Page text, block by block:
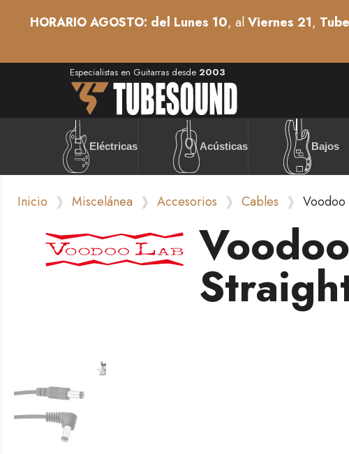
HORARIO AGOSTO: del Lunes 10, alViernes 21,
Especialistas en Guitarras desde 2003
Eléctricas Acústicas Bajos
Inicio Miscelánea Accesorios Cables Voodoo